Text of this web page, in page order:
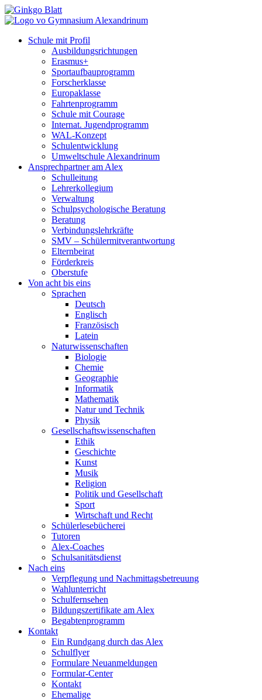
Schule mit Profil
Ausbildungsrichtungen
Erasmus+
Sportaufbauprogramm
Forscherklasse
Europaklasse
Fahrtenprogramm
Schule mit Courage
Internat. Jugendprogramm
WAL-Konzept
Schulentwicklung
Umweltschule Alexandrinum
Ansprechpartner am Alex
Schulleitung
Lehrerkollegium
Verwaltung
Schulpsychologische Beratung
Beratung
Verbindungslehrkräfte
SMV – Schülermitverantwortung
Elternbeirat
Förderkreis
Oberstufe
Von acht bis eins
Sprachen
Deutsch
Englisch
Französisch
Latein
Naturwissenschaften
Biologie
Chemie
Geographie
Informatik
Mathematik
Natur und Technik
Physik
Gesellschaftswissenschaften
Ethik
Geschichte
Kunst
Musik
Religion
Politik und Gesellschaft
Sport
Wirtschaft und Recht
Schülerlesebücherei
Tutoren
Alex-Coaches
Schulsanitätsdienst
Nach eins
Verpflegung und Nachmittagsbetreuung
Wahlunterricht
Schulfernsehen
Bildungszertifikate am Alex
Begabtenprogramm
Kontakt
Ein Rundgang durch das Alex
Schulflyer
Formulare Neuanmeldungen
Formular-Center
Kontakt
Ehemalige